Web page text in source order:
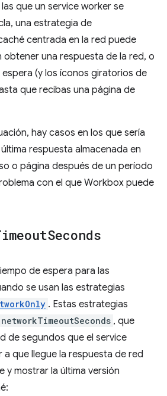
que un service worker se
una estrategia de
centrada en la red puede
una respuesta de la red, o
(y los íconos giratorios de
que recibas una página de
hay casos en los que sería
respuesta almacenada en
o página después de un período
con el que Workbox puede
Seconds
de espera para las
se usan las estrategias
. Estas estrategias
networkTimeoutSeconds , que
de segundos que el service
que llegue la respuesta de red
y mostrar la última versión